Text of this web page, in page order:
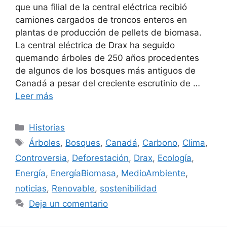
que una filial de la central eléctrica recibió
camiones cargados de troncos enteros en
plantas de producción de pellets de biomasa.
La central eléctrica de Drax ha seguido
quemando árboles de 250 años procedentes
de algunos de los bosques más antiguos de
Canadá a pesar del creciente escrutinio de …
Leer más
Categorías
Historias
Etiquetas
Árboles, Bosques, Canadá, Carbono, Clima,
Controversia, Deforestación, Drax, Ecología,
Energía, EnergíaBiomasa, MedioAmbiente,
noticias, Renovable, sostenibilidad
Deja un comentario